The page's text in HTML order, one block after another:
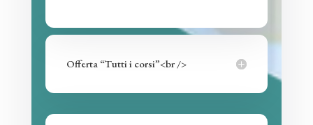
Offerta “Tutti i corsi”<br />